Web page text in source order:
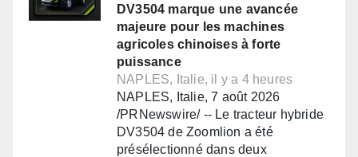
DV3504 marque une avancée
majeure pour les machines
agricoles chinoises à forte
puissance
NAPLES, Italie, il y a 4 heures
NAPLES, Italie, 7 août 2026
/PRNewswire/ -- Le tracteur hybride
DV3504 de Zoomlion a été
présélectionné dans deux